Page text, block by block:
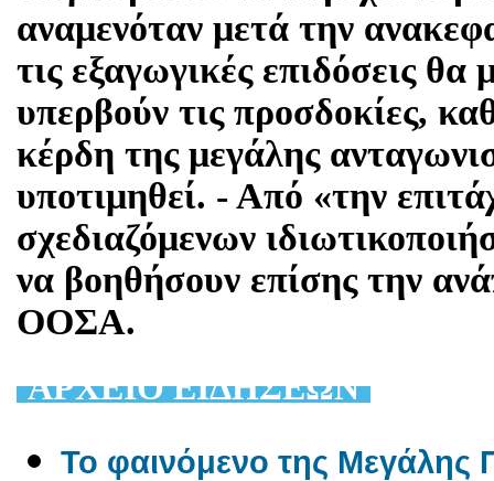
αναμενόταν μετά την
τις εξαγωγικές επιδόσεις
υπερβούν τις προσδοκίες,
κέρδη της μεγάλης
υποτιμηθεί. - Από «την
σχεδιαζόμενων
να βοηθήσουν επίσης την
ΟΟΣΑ.
AΡΧΕΙΟ ΕΙΔΗΣΕΩΝ
Το φαινόμενο της Μεγάλης